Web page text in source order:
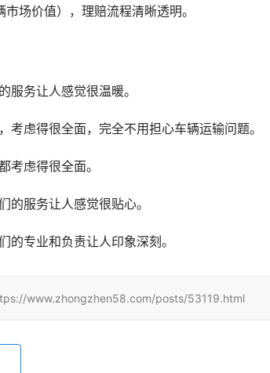
场价值），理赔流程清晰透明。
服务让人感觉很温暖。
考虑得很全面，完全不用担心车辆运输问题。
考虑得很全面。
的服务让人感觉很贴心。
的专业和负责让人印象深刻。
www.zhongzhen58.com/posts/53119.html